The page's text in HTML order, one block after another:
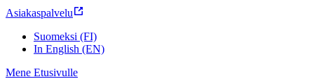
Asiakaspalvelu
Suomeksi (FI)
In English (EN)
Mene Etusivulle